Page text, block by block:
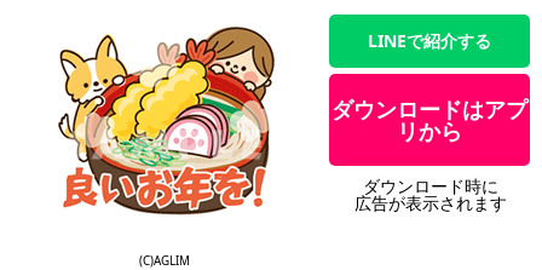
(C)AGLIM
LINEで紹介する
ダウンロードはアプ
リから
ダウンロード時に
広告が表示されます